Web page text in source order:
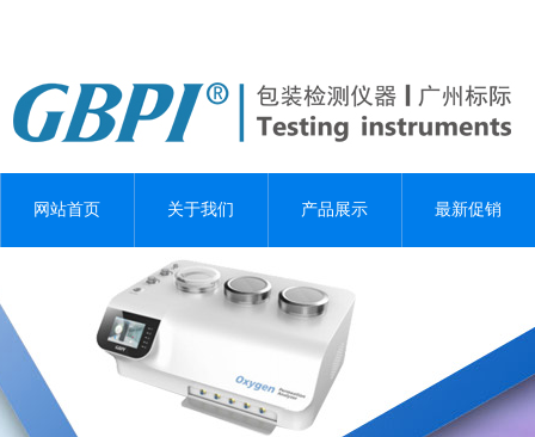
网站首页 关于我们 产品展示 最新促销